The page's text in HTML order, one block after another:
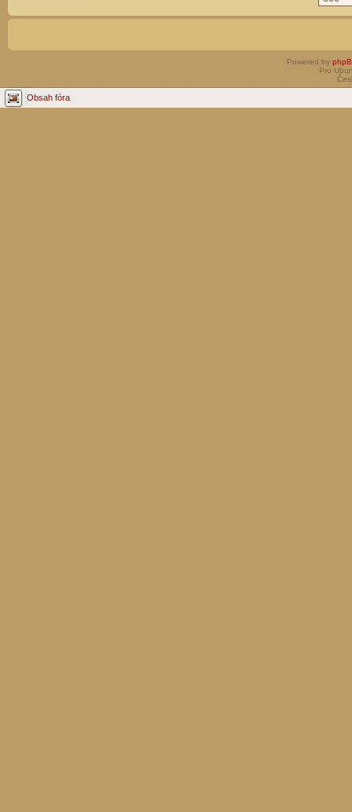
Powered by
Pro
Obsah fóra